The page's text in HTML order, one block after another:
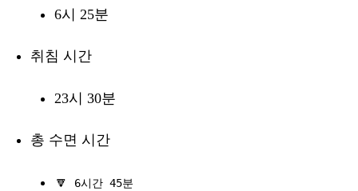
6시 25분
취침 시간
23시 30분
총 수면 시간
🔽 6시간 45분